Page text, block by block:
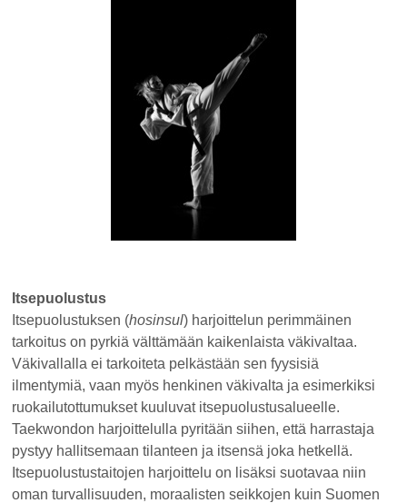
Itsepuolustus
Itsepuolustuksen (hosinsul) harjoittelun perimmäinen
tarkoitus on pyrkiä välttämään kaikenlaista väkivaltaa.
Väkivallalla ei tarkoiteta pelkästään sen fyysisiä
ilmentymiä, vaan myös henkinen väkivalta ja esimerkiksi
ruokailutottumukset kuuluvat itsepuolustusalueelle.
Taekwondon harjoittelulla pyritään siihen, että harrastaja
pystyy hallitsemaan tilanteen ja itsensä joka hetkellä.
Itsepuolustustaitojen harjoittelu on lisäksi suotavaa niin
oman turvallisuuden, moraalisten seikkojen kuin Suomen